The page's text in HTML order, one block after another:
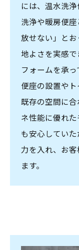
には、温水洗
洗浄や暖房便
放せない」と
地よさを実感
フォームを承
便座の設置やト
既存の空間に
ネ性能に優れ
も安心してい
力を入れ、お
ます。